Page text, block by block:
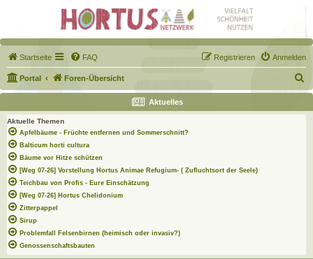
Startseite FAQ Anmelden
Registrieren
Portal Foren-Übersicht
u
c
Aktuelles
Aktuelle Themen
Apfelbäume - Früchte entfernen und Sommerschnitt?
Balticum horti cultura
Bäume vor Hitze schützen
[Weg 07-26] Vorstellung Hortus Animae Refugium- ( Zufluchtsort der Seele)
Teichbau von Profis - Eure Einschätzung
[Weg 07-26] Hortus Chelidonium
Zitterpappel
Sirup
Problemfall Felsenbirnen (heimisch oder invasiv?)
Genossenschaftsbauten